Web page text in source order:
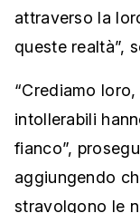
attraverso la
queste realtà”,
“Crediamo
intollerabili
fianco”,
aggiungendo
stravolgono le